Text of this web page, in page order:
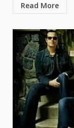
Read More